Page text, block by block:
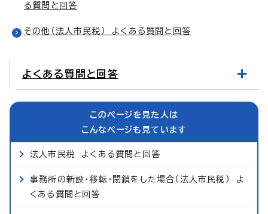
る質問と回答
その他（法人市民税） よくある質問と回答
よくある質問と回答
このページを見た人は
こんなページも見ています
法人市民税 よくある質問と回答
事務所の新設・移転・閉鎖をした場合（法人市民税） よ
くある質問と回答